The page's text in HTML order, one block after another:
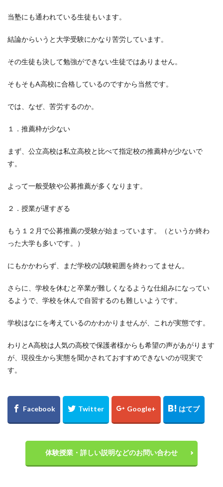
当塾にも通われている生徒もいます。
結論からいうと大学受験にかなり苦労しています。
その生徒も決して勉強ができない生徒ではありません。
そもそもA高校に合格しているのですから当然です。
では、なぜ、苦労するのか。
１．推薦枠が少ない
まず、公立高校は私立高校と比べて指定校の推薦枠が少ないで
す。
よって一般受験や公募推薦が多くなります。
２．授業が遅すぎる
もう１２月で公募推薦の受験が始まっています。（というか終わ
った大学も多いです。）
にもかかわらず、まだ学校の試験範囲を終わってません。
さらに、学校を休むと卒業が難しくなるような仕組みになってい
るようで、学校を休んで自習するのも難しいようです。
学校はなにを考えているのかわかりませんが、これが実態です。
わりとA高校は人気の高校で保護者様からも希望の声があがります
が、現役生から実態を聞かされておすすめできないのが現実で
す。
体験授業・詳しい説明などのお問い合わせ